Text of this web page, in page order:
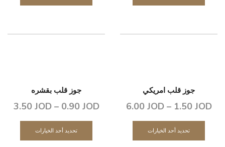
جوز قلب امريكي
1.50 JOD
–
6.00 JOD
تحديد أحد الخيارات
جوز قلب بقشره
0.90 JOD
–
3.50 JOD
تحديد أحد الخيارات